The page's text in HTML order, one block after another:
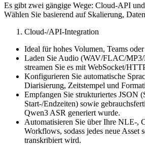
Es gibt zwei gängige Wege: Cloud-API
Wählen Sie basierend auf Skalierung,
Cloud-/API-Integration
Ideal für hohes Volumen, Teams
Laden Sie Audio (WAV/FLAC/
streamen Sie es mit WebSocket/
Konfigurieren Sie automatische
Diarisierung, Zeitstempel und
Empfangen Sie strukturiertes JSON
Start-/Endzeiten) sowie
Qwen3 ASR generiert wurde.
Automatisieren Sie über Ihre NLE-,
Workflows, sodass jedes neue Asset
transkribiert wird.